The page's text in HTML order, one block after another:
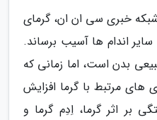
شبکه خبری سی ان ان، گرمای
اندام ها آسیب برساند.
بدن است، اما زمانی که
های مرتبط با گرما افزایش
بر اثر گرما، اِدِم گرما و